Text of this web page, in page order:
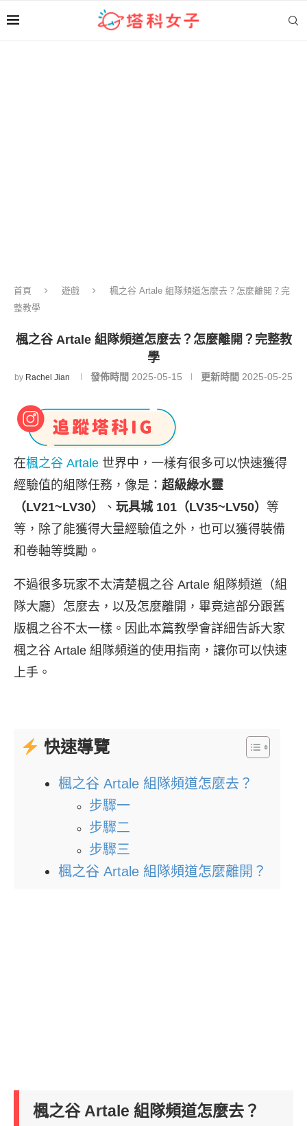
首頁 遊戲
楓之谷 Artale 組隊頻道怎麼去？怎麼離開？完
整教學
楓之谷 Artale 組隊頻道怎麼去？怎麼離開？完整教
學
by Rachel Jian 發佈時間 2025-05-15 更新時間 2025-05-25
在楓之谷 Artale 世界中，一樣有很多可以快速獲得
經驗值的組隊任務，像是： 超級綠水靈
（LV21~LV30）
、 玩具城 101（LV35~LV50） 等
等，除了能獲得大量經驗值之外，也可以獲得裝備
和卷軸等獎勵。
不過很多玩家不太清楚楓之谷 Artale 組隊頻道（組
隊大廳）怎麼去，以及怎麼離開，畢竟這部分跟舊
版楓之谷不太一樣。因此本篇教學會詳細告訴大家
楓之谷 Artale 組隊頻道的使用指南，讓你可以快速
上手。
快速導覽
楓之谷 Artale 組隊頻道怎麼去？
步驟一
步驟二
步驟三
楓之谷 Artale 組隊頻道怎麼離開？
楓之谷 Artale 組隊頻道怎麼去？